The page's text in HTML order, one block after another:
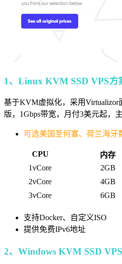
1、Linux KVM SSD VPS方
基于KVM虚拟化，采用
版，1Gbps带宽，月付3美元起，
可选美国圣何塞、荷兰海牙
CPU 内存
1vCore
2GB
2vCore
4GB
3vCore
6GB
支持Docker、自定义ISO
提供免费IPv6地址
2、Windows KVM SSD